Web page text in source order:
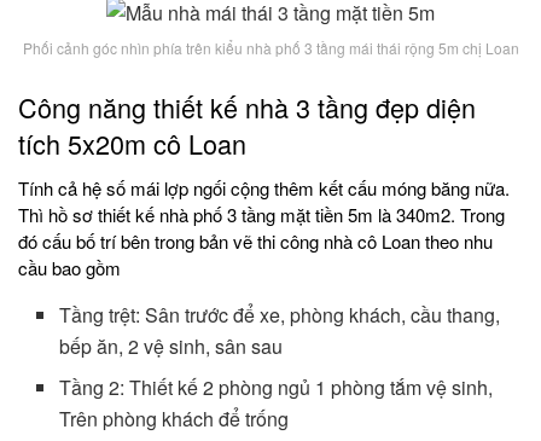
Phối cảnh góc nhìn phía trên kiểu nhà phố 3 tầng mái thái rộng 5m chị Loan
Công năng thiết kế nhà 3 tầng đẹp diện
tích 5x20m cô Loan
Tính cả hệ số mái lợp ngối cộng thêm kết cấu móng băng nữa.
Thì hồ sơ thiết kế nhà phố 3 tầng mặt tiền 5m là 340m2. Trong
đó cấu bố trí bên trong bản vẽ thi công nhà cô Loan theo nhu
cầu bao gồm
Tầng trệt: Sân trước để xe, phòng khách, cầu thang,
bếp ăn, 2 vệ sinh, sân sau
Tầng 2: Thiết kế 2 phòng ngủ 1 phòng tắm vệ sinh,
Trên phòng khách để trống